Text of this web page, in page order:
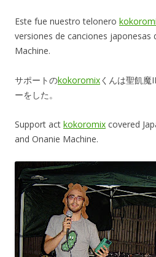
Este fue nuestro telonero
versiones de canciones japonesas
Machine.
サポートのkokoromixくんは聖飢魔
ーをした。
Support act kokoromix covered
and Onanie Machine.